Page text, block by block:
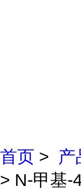
首页 > 产
> N-甲基-